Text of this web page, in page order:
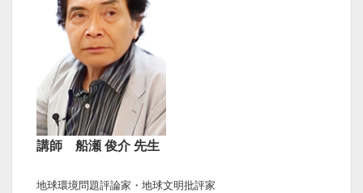
講師 船瀬 俊介 先生
地球環境問題評論家・地球文明批評家